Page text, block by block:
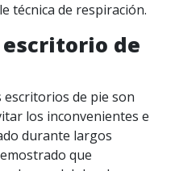
técnica de respiración.
escritorio de
de pie son
los inconvenientes e
durante largos
que